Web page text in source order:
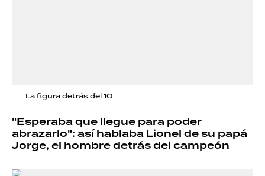
La figura detrás del 10
"Esperaba que llegue para poder
abrazarlo": así hablaba Lionel de su papá
Jorge, el hombre detrás del campeón